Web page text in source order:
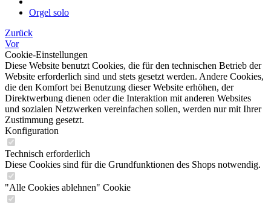
Orgel solo
Zurück
Vor
Cookie-Einstellungen
Diese Website benutzt Cookies, die für den technischen Betrieb der
Website erforderlich sind und stets gesetzt werden. Andere Cookies,
die den Komfort bei Benutzung dieser Website erhöhen, der
Direktwerbung dienen oder die Interaktion mit anderen Websites
und sozialen Netzwerken vereinfachen sollen, werden nur mit Ihrer
Zustimmung gesetzt.
Konfiguration
Technisch erforderlich
Diese Cookies sind für die Grundfunktionen des Shops notwendig.
"Alle Cookies ablehnen" Cookie